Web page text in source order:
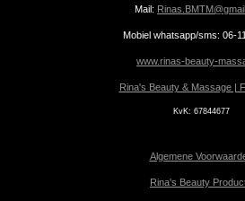
Mail:
Mobiel whatsapp/sms: 06-
www.rinas-beauty-
Rina's Beauty & Massage |
KvK: 67844677
Algemene
Rina's Beauty